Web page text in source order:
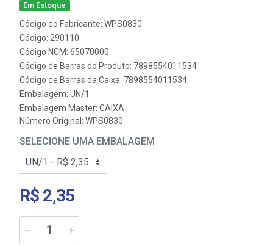
Em Estoque
Código do Fabricante: WPS0830
Código: 290110
Código NCM: 65070000
Código de Barras do Produto: 7898554011534
Código de Barras da Caixa: 7898554011534
Embalagem: UN/1
Embalagem Master: CAIXA
Número Original: WPS0830
SELECIONE UMA EMBALAGEM
R$ 2,35